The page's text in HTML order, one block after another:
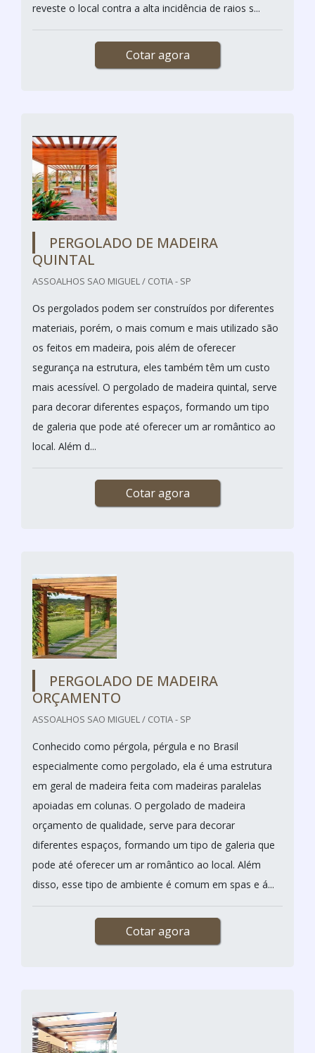
reveste o local contra a alta incidência de raios s...
Cotar agora
PERGOLADO DE MADEIRA
QUINTAL
ASSOALHOS SAO MIGUEL / COTIA - SP
Os pergolados podem ser construídos por diferentes
materiais, porém, o mais comum e mais utilizado são
os feitos em madeira, pois além de oferecer
segurança na estrutura, eles também têm um custo
mais acessível. O pergolado de madeira quintal, serve
para decorar diferentes espaços, formando um tipo
de galeria que pode até oferecer um ar romântico ao
local. Além d...
Cotar agora
PERGOLADO DE MADEIRA
ORÇAMENTO
ASSOALHOS SAO MIGUEL / COTIA - SP
Conhecido como pérgola, pérgula e no Brasil
especialmente como pergolado, ela é uma estrutura
em geral de madeira feita com madeiras paralelas
apoiadas em colunas. O pergolado de madeira
orçamento de qualidade, serve para decorar
diferentes espaços, formando um tipo de galeria que
pode até oferecer um ar romântico ao local. Além
disso, esse tipo de ambiente é comum em spas e á...
Cotar agora